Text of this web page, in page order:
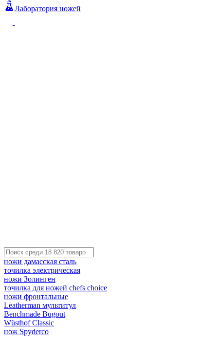
Лаборатория ножей
ножи дамасская сталь
точилка электрическая
ножи Золинген
точилка для ножей chefs choice
ножи фронтальные
Leatherman мультитул
Benchmade Bugout
Wüsthof Classic
нож Spyderco